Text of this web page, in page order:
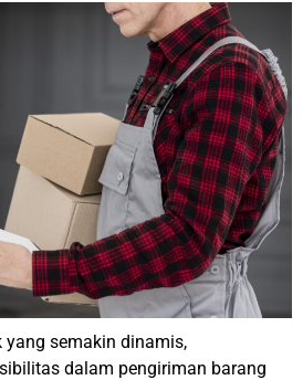
semakin dinamis,
dalam pengiriman barang